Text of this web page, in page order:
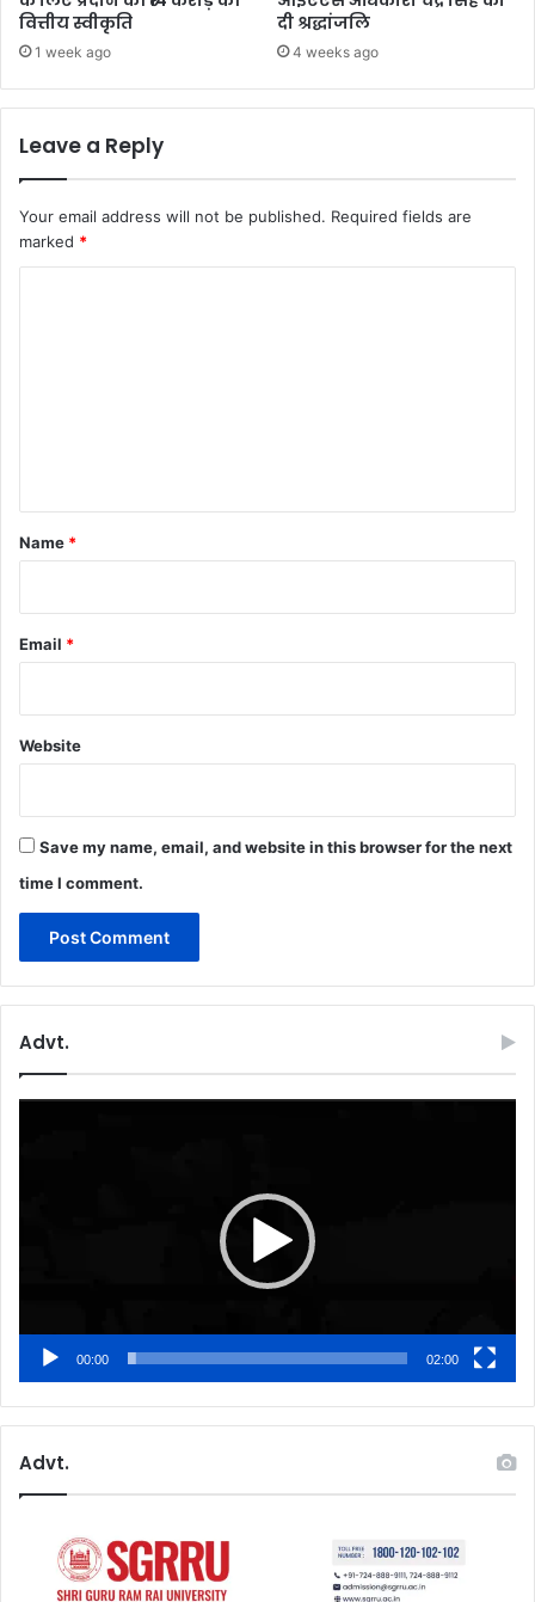
वित्तीय स्वीकृति
1 week ago
दी श्रद्धांजलि
4 weeks ago
Leave a Reply
Your email address will not be published. Required fields are
marked *
*
Name *
Email *
Website
Save my name, email, and website in this browser for the next
time I comment.
Advt.
00:00 02:00
Advt.